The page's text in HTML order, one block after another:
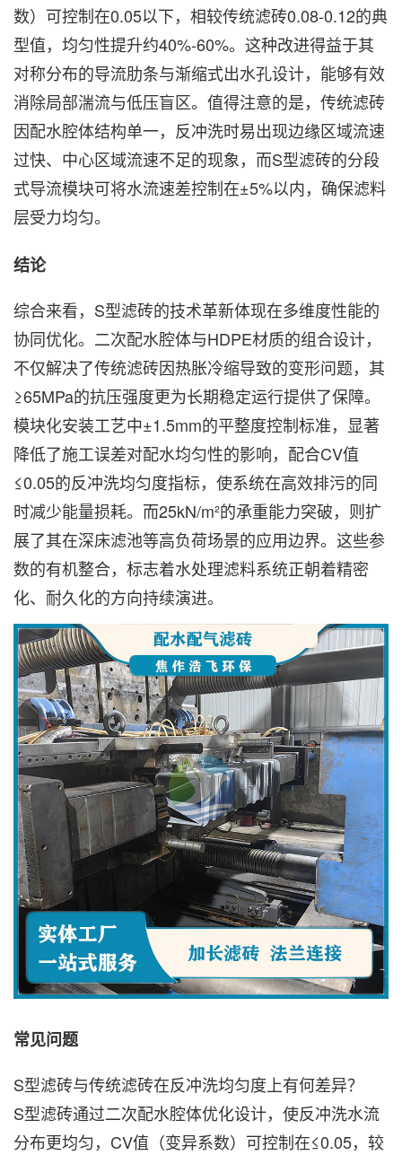
数）可控制在0.05以下，相较传统滤砖0.08-0.12的典
型值，均匀性提升约40%-60%。这种改进得益于其
对称分布的导流肋条与渐缩式出水孔设计，能够有效
消除局部湍流与低压盲区。值得注意的是，传统滤砖
因配水腔体结构单一，反冲洗时易出现边缘区域流速
过快、中心区域流速不足的现象，而S型滤砖的分段
式导流模块可将水流速差控制在±5%以内，确保滤料
层受力均匀。
结论
综合来看，S型滤砖的技术革新体现在多维度性能的
协同优化。二次配水腔体与HDPE材质的组合设计，
不仅解决了传统滤砖因热胀冷缩导致的变形问题，其
≥65MPa的抗压强度更为长期稳定运行提供了保障。
模块化安装工艺中±1.5mm的平整度控制标准，显著
降低了施工误差对配水均匀性的影响，配合CV值
≤0.05的反冲洗均匀度指标，使系统在高效排污的同
时减少能量损耗。而25kN/m²的承重能力突破，则扩
展了其在深床滤池等高负荷场景的应用边界。这些参
数的有机整合，标志着水处理滤料系统正朝着精密
化、耐久化的方向持续演进。
常见问题
S型滤砖与传统滤砖在反冲洗均匀度上有何差异？
S型滤砖通过二次配水腔体优化设计，使反冲洗水流
分布更均匀，CV值（变异系数）可控制在≤0.05，较